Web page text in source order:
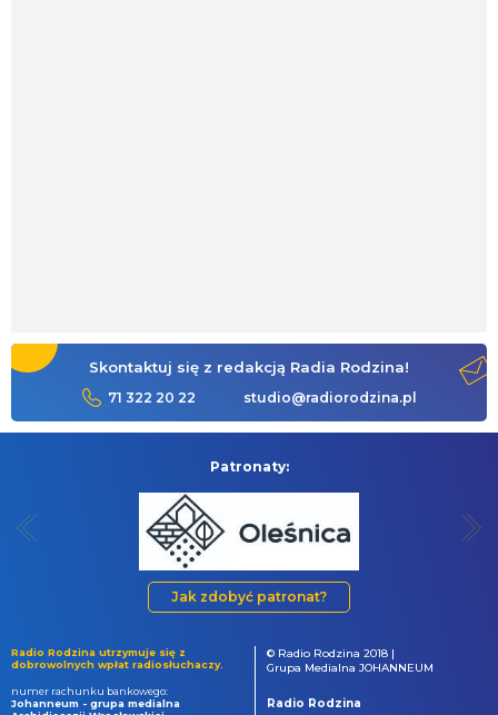
Skontaktuj się z redakcją Radia Rodzina!
71 322 20 22 studio@radiorodzina.pl
Patronaty:
Jak zdobyć patronat?
Radio Rodzina utrzymuje się z
dobrowolnych wpłat radiosłuchaczy.
numer rachunku bankowego:
Johanneum - grupa medialna
© Radio Rodzina 2018 |
Grupa Medialna JOHANNEUM
Radio Rodzina